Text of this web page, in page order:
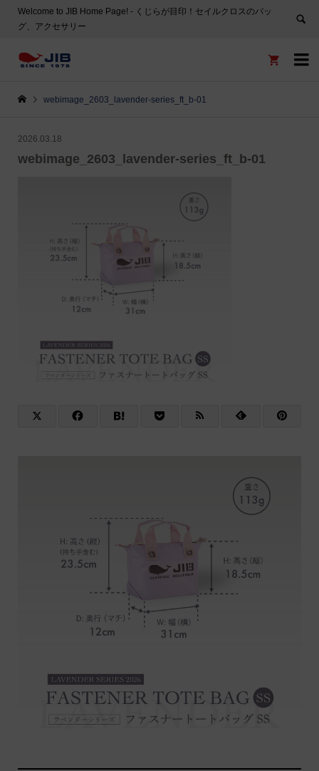
Welcome to JIB Home Page! ‐ くじらが目印！セイルクロスのバッ
グ、アクセサリー


webimage_2603_lavender-series_ft_b-01
2026.03.18
webimage_2603_lavender-series_ft_b-01